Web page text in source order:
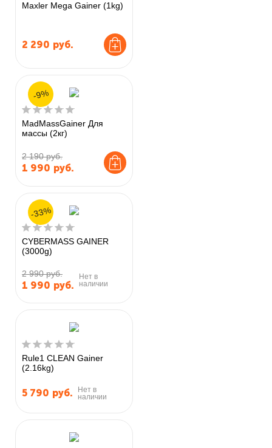
Maxler Mega Gainer (1kg)
2 290 руб.
MadMassGainer Для
массы (2кг)
2 190 руб.
1 990 руб.
-9%
CYBERMASS GAINER
(3000g)
2 990 руб.
1 990 руб.
Нет в
наличии
-33%
Rule1 CLEAN Gainer
(2.16kg)
5 790 руб.
Нет в
наличии